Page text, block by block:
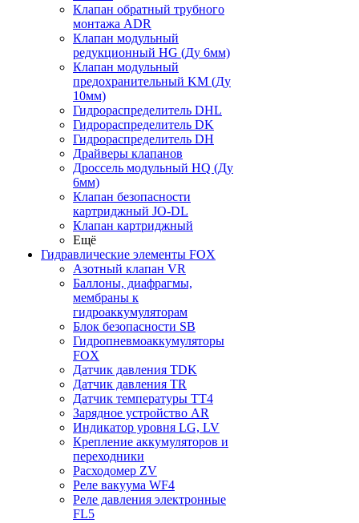
Клапан обратный трубного
монтажа ADR
Клапан модульный
редукционный HG (Ду 6мм)
Клапан модульный
предохранительный KM (Ду
10мм)
Гидрораспределитель DHL
Гидрораспределитель DK
Гидрораспределитель DH
Драйверы клапанов
Дроссель модульный HQ (Ду
6мм)
Клапан безопасности
картриджный JO-DL
Клапан картриджный
Ещё
Гидравлические элементы FOX
Азотный клапан VR
Баллоны, диафрагмы,
мембраны к
гидроаккумуляторам
Блок безопасности SB
Гидропневмоаккумуляторы
FOX
Датчик давления TDK
Датчик давления TR
Датчик температуры TT4
Зарядное устройство AR
Индикатор уровня LG, LV
Крепление аккумуляторов и
переходники
Расходомер ZV
Реле вакуума WF4
Реле давления электронные
FL5